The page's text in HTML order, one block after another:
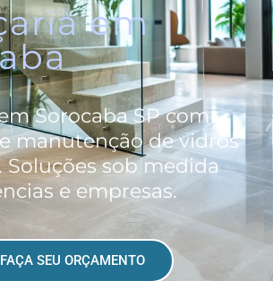
em
Sorocaba SP com
manutenção de vidros
Soluções sob medida
e empresas.
FAÇA SEU ORÇAMENTO